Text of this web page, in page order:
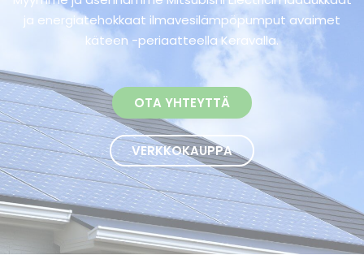
ja energiatehokkaat ilmavesilämpöpumput avaimet
käteen -periaatteella Keravalla.
OTA YHTEYTTÄ
VERKKOKAUPPA